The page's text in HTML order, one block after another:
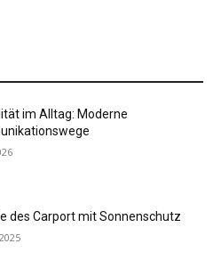
im Alltag: Moderne
des Carport mit Sonnenschutz